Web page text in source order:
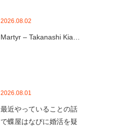
2026.08.02
Martyr – Takanashi Kia…
2026.08.01
最近やっていることの話
で蝶屋はなびに婚活を疑